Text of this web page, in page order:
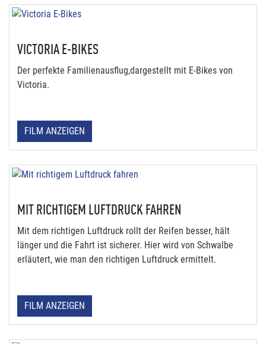
VICTORIA E-BIKES
Der perfekte Familienausflug,dargestellt mit E-Bikes von
Victoria.
FILM ANZEIGEN
MIT RICHTIGEM LUFTDRUCK FAHREN
Mit dem richtigen Luftdruck rollt der Reifen besser, hält
länger und die Fahrt ist sicherer. Hier wird von Schwalbe
erläutert, wie man den richtigen Luftdruck ermittelt.
FILM ANZEIGEN